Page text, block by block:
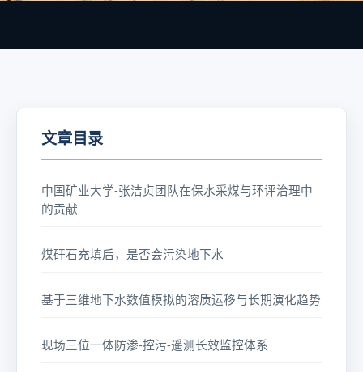
文章目录
中国矿业大学-张洁贞团队在保水采煤与环评治理中
的贡献
煤矸石充填后，是否会污染地下水
基于三维地下水数值模拟的溶质运移与长期演化趋势
现场三位一体防渗-控污-遥测长效监控体系